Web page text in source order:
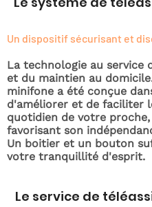
Un dispositif sécurisant et
La technologie au service
et du maintien au
minifone a été conçue
d'améliorer et de faciliter
quotidien de votre proche,
favorisant son
Un boitier et un bouton
votre tranquillité d'esprit.
Le service de